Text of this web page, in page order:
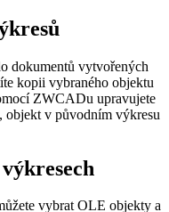
dokumentů vytvořených
kopii vybraného objektu
ZWCADu upravujete
v původním výkresu
vybrat OLE objekty a